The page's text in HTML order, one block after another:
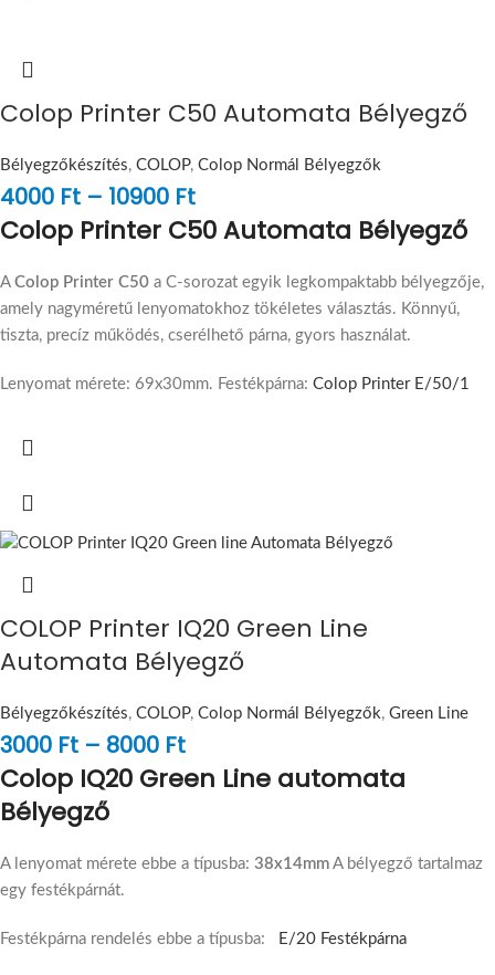
Colop Printer C50 Automata Bélyegző
Bélyegzőkészítés, COLOP, Colop Normál Bélyegzők
4000 Ft – 10900 Ft
Colop Printer C50 Automata Bélyegző
A Colop Printer C50 a C-sorozat egyik legkompaktabb bélyegzője,
amely nagyméretű lenyomatokhoz tökéletes választás. Könnyű,
tiszta, precíz működés, cserélhető párna, gyors használat.
Lenyomat mérete: 69x30mm. Festékpárna: Colop Printer E/50/1
COLOP Printer IQ20 Green Line
Automata Bélyegző
Bélyegzőkészítés, COLOP, Colop Normál Bélyegzők, Green Line
3000 Ft – 8000 Ft
Colop IQ20 Green Line automata
Bélyegző
A lenyomat mérete ebbe a típusba: 38x14mm A bélyegző tartalmaz
egy festékpárnát.
Festékpárna rendelés ebbe a típusba: E/20 Festékpárna